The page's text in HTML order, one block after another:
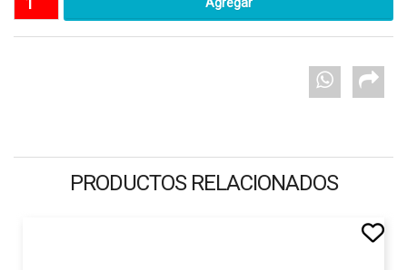
PRODUCTOS RELACIONADOS